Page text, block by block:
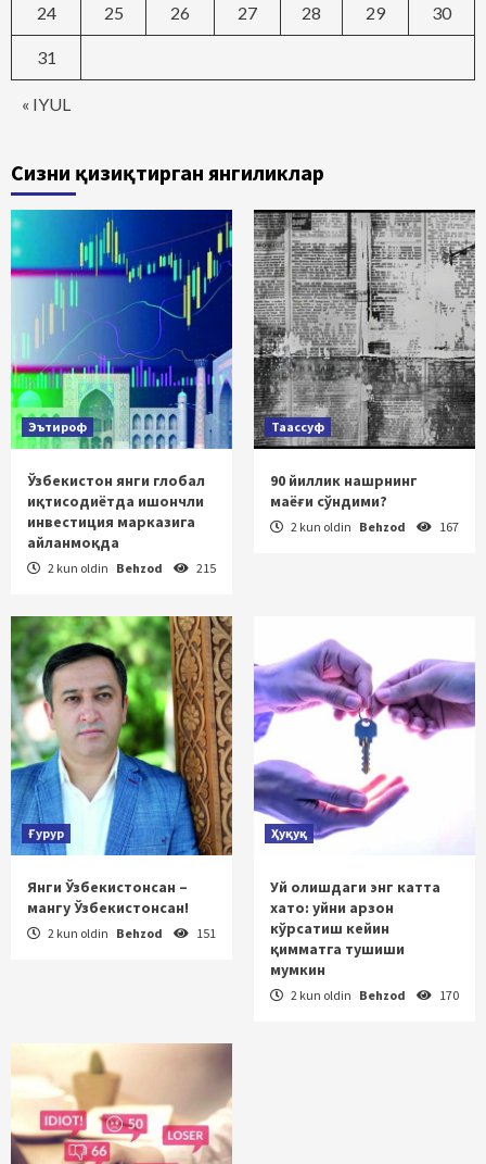
« IYUL
24 25 26 27 28 29 30
31
Сизни қизиқтирган янгиликлар
Эътироф
Ўзбекистон янги глобал
иқтисодиётда ишончли
инвестиция марказига
айланмоқда
2 kun oldin Behzod 215
Таассуф
90 йиллик нашрнинг
маёғи сўндими?
2 kun oldin Behzod 167
Ғурур
Янги Ўзбекистонсан –
мангу Ўзбекистонсан!
2 kun oldin Behzod 151
Ҳуқуқ
Уй олишдаги энг катта
хато: уйни арзон
кўрсатиш кейин
қимматга тушиши
мумкин
2 kun oldin Behzod 170